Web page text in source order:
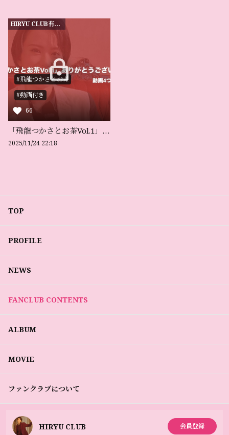
HIRYU CLUB有料会員限定
#飛龍つかさとお茶
#動画付き
66
「飛龍つかさとお茶Vol.1」ありがとうございました‼️動画4つ付き。
2025/11/24 22:18
TOP
PROFILE
NEWS
FANCLUB CONTENTS
ALBUM
MOVIE
ファンクラブについて
HIRYU CLUB 会員登録